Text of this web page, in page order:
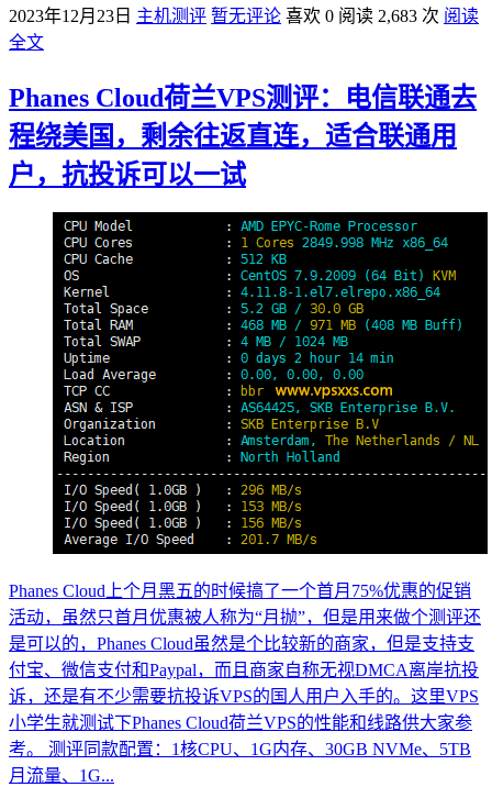
2023年12月23日 主机测评 暂无评论 喜欢 0 阅读 2,683 次 阅读
全文
Phanes Cloud荷兰VPS测评：电信联通去
程绕美国，剩余往返直连，适合联通用
户，抗投诉可以一试
Phanes Cloud上个月黑五的时候搞了一个首月75%优惠的促销
活动，虽然只首月优惠被人称为“月抛”，但是用来做个测评还
是可以的，Phanes Cloud虽然是个比较新的商家，但是支持支
付宝、微信支付和Paypal，而且商家自称无视DMCA离岸抗投
诉，还是有不少需要抗投诉VPS的国人用户入手的。这里VPS
小学生就测试下Phanes Cloud荷兰VPS的性能和线路供大家参
考。 测评同款配置：1核CPU、1G内存、30GB NVMe、5TB
月流量、1G...